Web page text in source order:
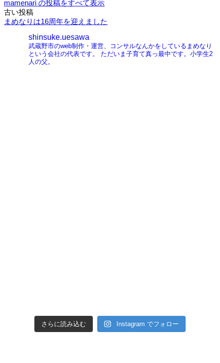
mamenari の投稿をすべて表示
投
古い投稿
まめなりは16周年を迎えました
shinsuke.uesawa
武蔵野市のweb制作・運営、コンサルなんかをしているまめなり
という会社の代表です。
ただいま子育て真っ最中です。小学生2
人の父。
さらに読み込む Instagram でフォロー